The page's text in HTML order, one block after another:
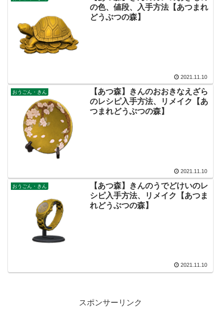
の色、値段、入手方法【あつまれ
どうぶつの森】
2021.11.10
おうごん・きん
【あつ森】きんのおおきなえざら
のレシピ入手方法、リメイク【あ
つまれどうぶつの森】
2021.11.10
おうごん・きん
【あつ森】きんのうでどけいのレ
シピ入手方法、リメイク【あつま
れどうぶつの森】
2021.11.10
スポンサーリンク